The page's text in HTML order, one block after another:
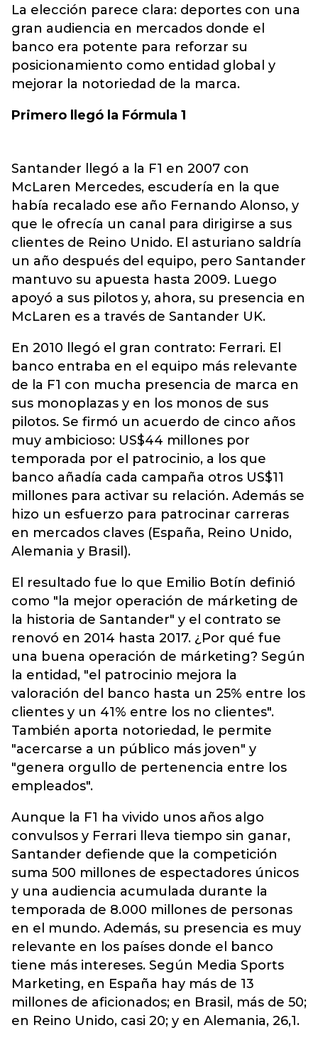
La elección parece clara: deportes con una
gran audiencia en mercados donde el
banco era potente para reforzar su
posicionamiento como entidad global y
mejorar la notoriedad de la marca.
Primero llegó la Fórmula 1
Santander llegó a la F1 en 2007 con
McLaren Mercedes, escudería en la que
había recalado ese año Fernando Alonso, y
que le ofrecía un canal para dirigirse a sus
clientes de Reino Unido. El asturiano saldría
un año después del equipo, pero Santander
mantuvo su apuesta hasta 2009. Luego
apoyó a sus pilotos y, ahora, su presencia en
McLaren es a través de Santander UK.
En 2010 llegó el gran contrato: Ferrari. El
banco entraba en el equipo más relevante
de la F1 con mucha presencia de marca en
sus monoplazas y en los monos de sus
pilotos. Se firmó un acuerdo de cinco años
muy ambicioso: US$44 millones por
temporada por el patrocinio, a los que
banco añadía cada campaña otros US$11
millones para activar su relación. Además se
hizo un esfuerzo para patrocinar carreras
en mercados claves (España, Reino Unido,
Alemania y Brasil).
El resultado fue lo que Emilio Botín definió
como "la mejor operación de márketing de
la historia de Santander" y el contrato se
renovó en 2014 hasta 2017. ¿Por qué fue
una buena operación de márketing? Según
la entidad, "el patrocinio mejora la
valoración del banco hasta un 25% entre los
clientes y un 41% entre los no clientes".
También aporta notoriedad, le permite
"acercarse a un público más joven" y
"genera orgullo de pertenencia entre los
empleados".
Aunque la F1 ha vivido unos años algo
convulsos y Ferrari lleva tiempo sin ganar,
Santander defiende que la competición
suma 500 millones de espectadores únicos
y una audiencia acumulada durante la
temporada de 8.000 millones de personas
en el mundo. Además, su presencia es muy
relevante en los países donde el banco
tiene más intereses. Según Media Sports
Marketing, en España hay más de 13
millones de aficionados; en Brasil, más de 50;
en Reino Unido, casi 20; y en Alemania, 26,1.